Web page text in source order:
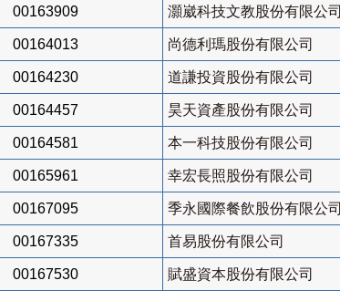
00163909 灝崴科技文教股份有限公司
00164013 尚德利瑪股份有限公司
00164230 道謙投資股份有限公司
00164457 昊天資產股份有限公司
00164581 本一科技股份有限公司
00165961 幸宏長照股份有限公司
00167095 季永國際餐飲股份有限公司
00167335 首易股份有限公司
00167530 賦盛資本股份有限公司